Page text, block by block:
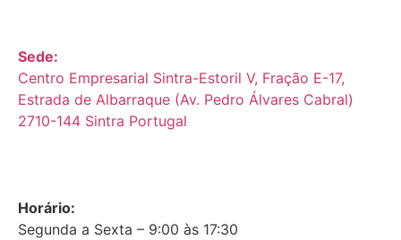
Sede:
Centro Empresarial Sintra-Estoril V, Fração E-17,
Estrada de Albarraque (Av. Pedro Álvares Cabral)
2710-144 Sintra Portugal
Horário:
Segunda a Sexta – 9:00 às 17:30